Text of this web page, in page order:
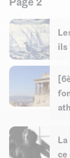
ils
ce